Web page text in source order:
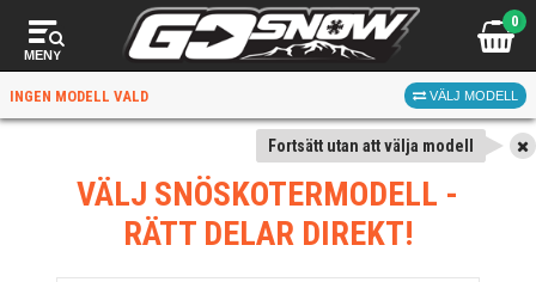
MENY
0
INGEN MODELL VALD VÄLJ MODELL
Fortsätt utan att välja modell
VÄLJ SNÖSKOTERMODELL -
RÄTT DELAR DIREKT!